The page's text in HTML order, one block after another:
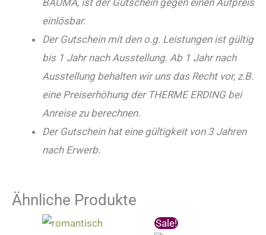
einlösbar.
Der Gutschein mit den o.g. Leistungen ist gültig
bis 1 Jahr nach Ausstellung. Ab 1 Jahr nach
Ausstellung behalten wir uns das Recht vor, z.B.
eine Preiserhöhung der THERME ERDING bei
Anreise zu berechnen.
Der Gutschein hat eine gültigkeit von 3 Jahren
nach Erwerb.
Ähnliche Produkte
Sale!